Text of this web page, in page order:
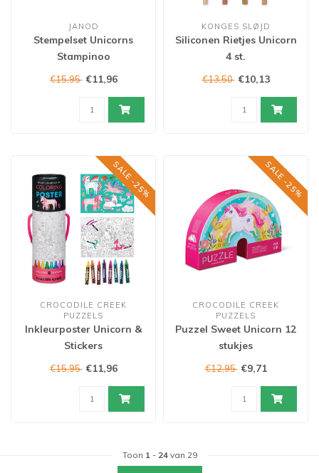
JANOD
Stempelset Unicorns
Stampinoo
€15,95 €11,96
KONGES SLØJD
Siliconen Rietjes Unicorn
4 st.
€13,50 €10,13
SALE -25%
CROCODILE CREEK
PUZZELS
Inkleurposter Unicorn &
Stickers
€15,95 €11,96
SALE -25%
CROCODILE CREEK
PUZZELS
Puzzel Sweet Unicorn 12
stukjes
€12,95 €9,71
Toon 1- 24van 29